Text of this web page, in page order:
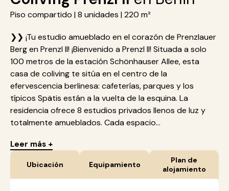
Piso compartido | 8 unidades | 220 m²
❯❯ ¡Tu estudio amueblado en el corazón de Prenzlauer
Berg en Prenzl II! ¡Bienvenido a Prenzl II! Situada a solo
100 metros de la estación Schönhauser Allee, esta
casa de coliving te sitúa en el centro de la
efervescencia berlinesa: cafeterías, parques y los
típicos Spätis están a la vuelta de la esquina. La
residencia ofrece 8 estudios privados llenos de luz y
totalmente amueblados. Cada espacio...
Leer más +
Ubicación Equipamiento
Plan de
alojamiento